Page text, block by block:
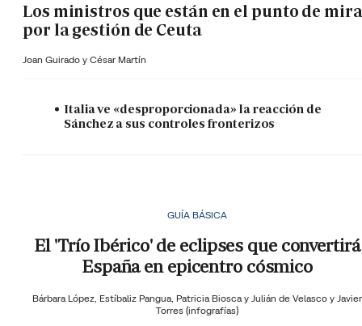
Los ministros que están en el punto de mira
por la gestión de Ceuta
Joan Guirado y César Martín
Italia ve «desproporcionada» la reacción de
Sánchez a sus controles fronterizos
GUÍA BÁSICA
El 'Trío Ibérico' de eclipses que convertirá
España en epicentro cósmico
Bárbara López, Estíbaliz Pangua, Patricia Biosca y Julián de Velasco y Javier
Torres (infografías)